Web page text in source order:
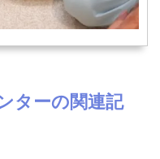
ターの関連記